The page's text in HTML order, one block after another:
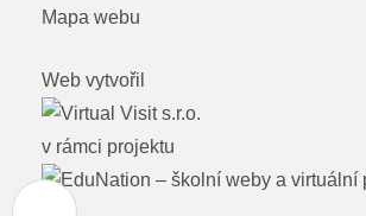
Mapa webu
Web vytvořil
v rámci projektu